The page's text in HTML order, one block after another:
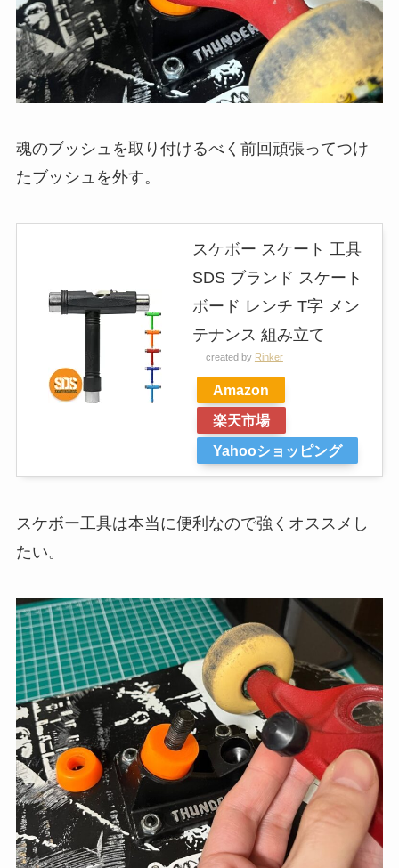
魂のブッシュを取り付けるべく前回頑張ってつけ
たブッシュを外す。
スケボー スケート 工具
SDS ブランド スケート
ボード レンチ T字 メン
テナンス 組み立て
created by Rinker
Amazon
楽天市場
Yahooショッピング
スケボー工具は本当に便利なので強くオススメし
たい。